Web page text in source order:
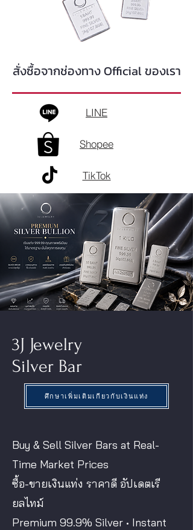
สั่งซื้อจากช่องทาง Official ของเรา
LINE
Shopee
TikTok
3J Jewelry
Silver Bar
ศึกษาเพิ่มเติมเกียวกับเงินแท่ง
Buy & Sell Silver Bars at Real-
Time Market Prices
ซื้อ-ขายเงินแท่ง ราคาดี อัปเดตเรี
ยลไทม์
Premium 99.9% Silver • Instant